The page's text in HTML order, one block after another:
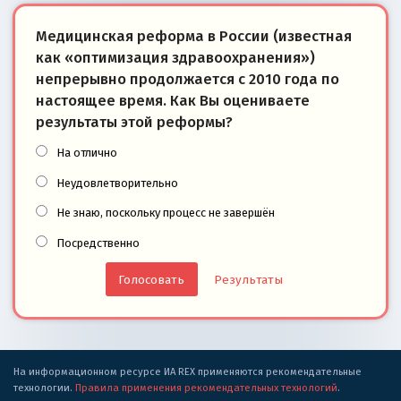
Медицинская реформа в России (известная
как «оптимизация здравоохранения»)
непрерывно продолжается с 2010 года по
настоящее время. Как Вы оцениваете
результаты этой реформы?
На отлично
Неудовлетворительно
Не знаю, поскольку процесс не завершён
Посредственно
Результаты
На информационном ресурсе ИА REX применяются рекомендательные
технологии. Правила применения рекомендательных технологий.